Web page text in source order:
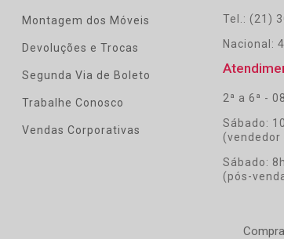
Montagem dos Móveis
Devoluções e Trocas
Segunda Via de Boleto
Trabalhe Conosco
Vendas Corporativas
Tel.: (21)
Nacional:
2ª a 6ª -
Sábado:
(vendedor
Sábado:
(pós-